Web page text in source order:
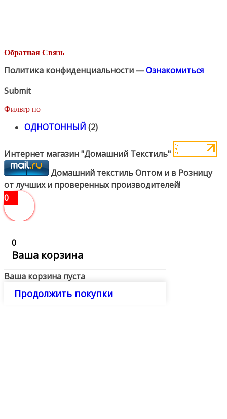
Обратная Связь
Политика конфиденциальности —Ознакомиться
Submit
Фильтр по
ОДНОТОННЫЙ (2)
Интернет магазин "Домашний Текстиль"
Домашний текстиль Оптом и в Розницу
от лучших и проверенных производителей!
0
0
Ваша корзина
Ваша корзина пуста
Продолжить покупки